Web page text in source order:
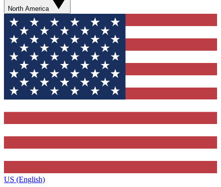
North America
US (English)